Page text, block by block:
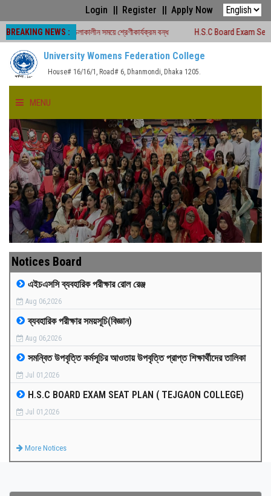
Login Register Apply Now
BREAKING NEWS :
-২০২৬ চলাকালীন সময়ে শ্রেণীকার্যক্রম বন্ধ H.S.C Board Exam Seat Plan (
University Womens Federation College
House# 16/16/1, Road# 6, Dhanmondi, Dhaka 1205.
MENU
HOME
ABOUT US
FACULTIES
ACADEMICS
GALLERY
MEDIA
PAYMENT
CO-CURRICULUM
RESULTS
Notices Board
এইচএসসি ব্যবহারিক পরীক্ষার রোল রেঞ্জ
Aug 06,2026
ব্যবহারিক পরীক্ষার সময়সূচি(বিজ্ঞান)
Aug 06,2026
সমন্বিত উপবৃত্তি কর্মসূচির আওতায় উপবৃত্তি প্রাপ্ত শিক্ষার্থীদের তালিকা
Jul 01,2026
H.S.C BOARD EXAM SEAT PLAN ( TEJGAON COLLEGE)
Jul 01,2026
More Notices